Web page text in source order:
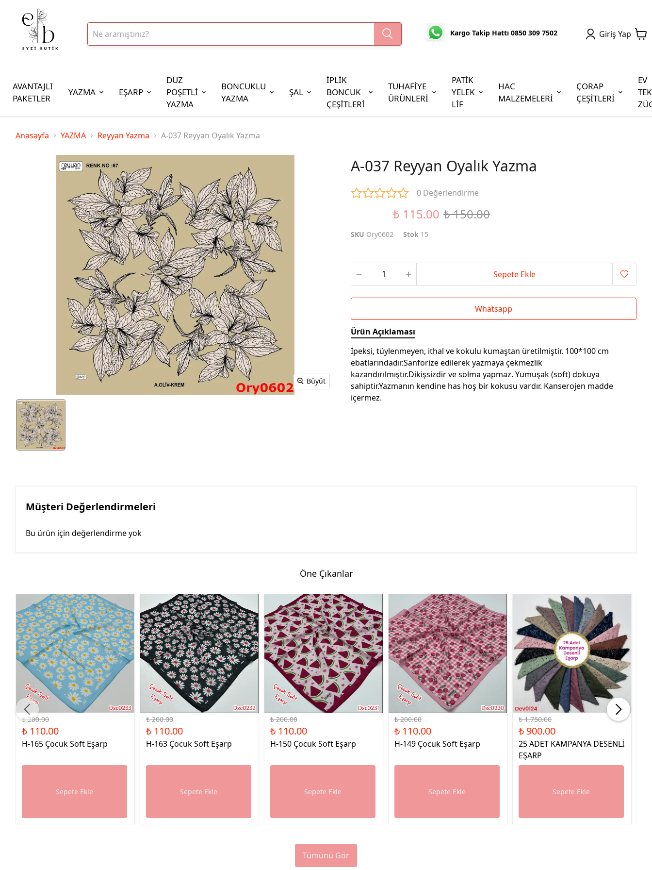
Kargo Takip Hattı 0850 309 7502 Giriş Yap
AVANTAJLI
PAKETLER
YAZMA EŞARP
DÜZ
POŞETLİ
YAZMA
BONCUKLU
YAZMA
ŞAL
İPLİK
BONCUK
ÇEŞİTLERİ
İplik Çeşitleri
20gr Reyyan Polyester İp
100gr Altınbaşak Polyester İp
350gr Altınbaşak Polyester İp
Cezaevi Boncuğu
TUHAFİYE
ÜRÜNLERİ
PATİK
YELEK
LİF
HAC
MALZEMELERİ
ÇORAP
ÇEŞİTLERİ
EV
Anasayfa YAZMA Reyyan Yazma A-037 Reyyan Oyalık Yazma
Büyüt
A-037 Reyyan Oyalık Yazma
0 Değerlendirme
₺ 115.00 ₺ 150.00
SKU Ory0602 Stok 15
Sepete Ekle
Whatsapp
Ürün Açıklaması
İpeksi, tüylenmeyen, ithal ve kokulu kumaştan üretilmiştir. 100*100 cm
ebatlarındadır.Sanforize edilerek yazmaya çekmezlik
kazandırılmıştır.Dikişsizdir ve solma yapmaz. Yumuşak (soft) dokuya
sahiptir.Yazmanın kendine has hoş bir kokusu vardır. Kanserojen madde
içermez.
Müşteri Değerlendirmeleri
Bu ürün için değerlendirme yok
Öne Çıkanlar
%45 İndirim
₺ 200.00
₺ 110.00
H-165 Çocuk Soft Eşarp
Sepete Ekle
%45 İndirim
₺ 200.00
₺ 110.00
H-163 Çocuk Soft Eşarp
Sepete Ekle
%45 İndirim
₺ 200.00
₺ 110.00
H-150 Çocuk Soft Eşarp
Sepete Ekle
%45 İndirim
₺ 200.00
₺ 110.00
H-149 Çocuk Soft Eşarp
Sepete Ekle
%49 İndirim
₺ 1,750.00
₺ 900.00
25 ADET KAMPANYA DESENLİ
EŞARP
Sepete Ekle
Tümünü Gör